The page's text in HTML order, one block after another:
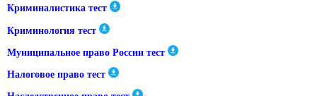
Криминалистика тест
Криминология тест
Муниципальное право России тест
Налоговое право тест